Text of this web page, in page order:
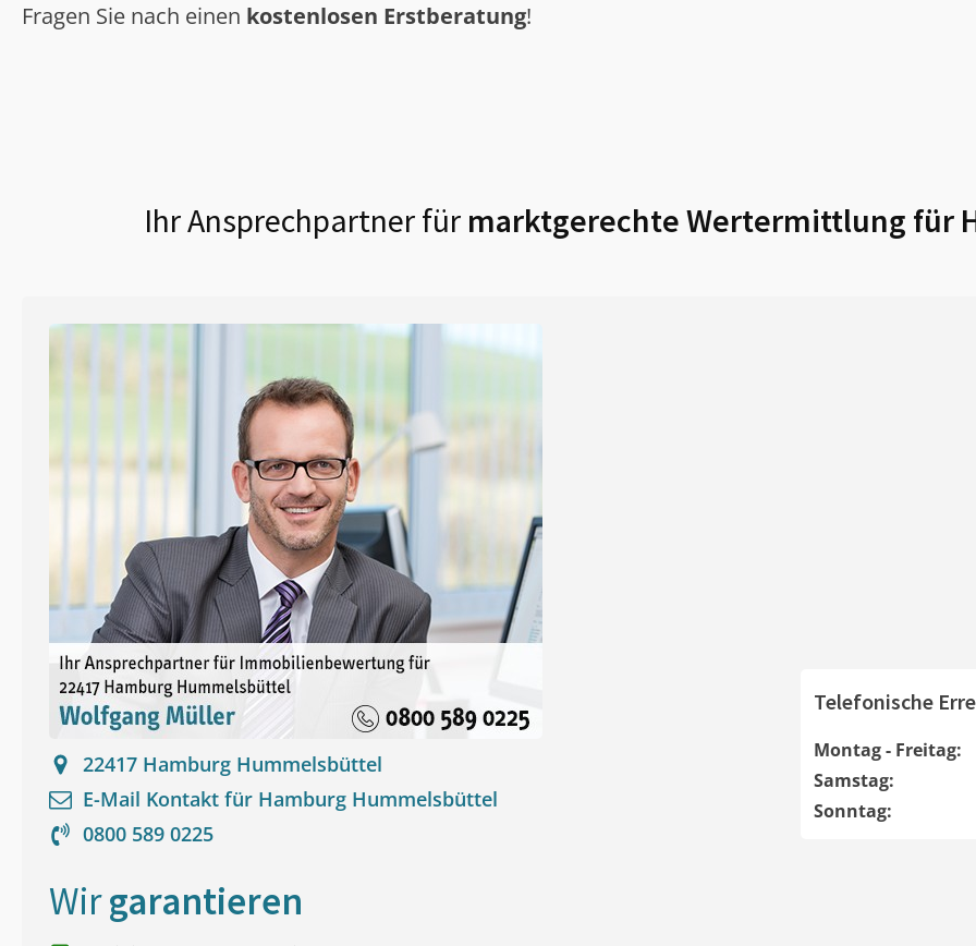
Fragen Sie nach einen kostenlosen Erstberatung!
Ihr Ansprechpartner fürmarktgerechte Wertermittlung für
22417 Hamburg Hummelsbüttel
E-Mail Kontakt für Hamburg Hummelsbüttel
0800 589 0225
Telefonische
Montag - Freitag:
Samstag:
Sonntag:
Wirgarantieren